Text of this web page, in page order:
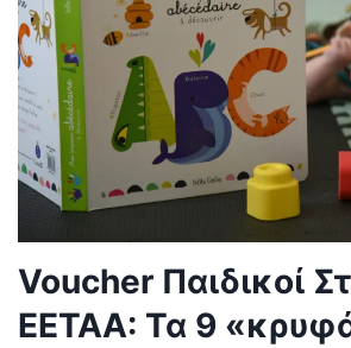
Voucher Παιδικοί
ΕΕΤΑΑ: Τα 9